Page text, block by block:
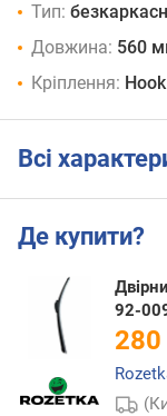
Тип:
Довжина: 560
Кріплення:
Всі
Де купити?
92-
280